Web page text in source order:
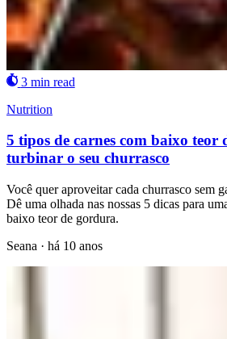
3 min read
Nutrition
5 tipos de carnes com baixo
turbinar o seu churrasco
Você quer aproveitar cada churrasco sem
Dê uma olhada nas nossas 5 dicas para
baixo teor de gordura.
Seana · há 10 anos